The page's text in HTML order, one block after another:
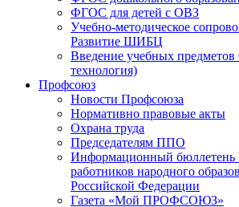
ФГОС для детей с ОВЗ
Учебно-методическое
Развитие ШИБЦ
Введение учебных
технология)
Профсоюз
Новости Профсоюза
Нормативно правовые акты
Охрана труда
Председателям ППО
Информационный бюллетень
работников народного
Российской Федерации
Газета «Мой ПРОФСОЮЗ»